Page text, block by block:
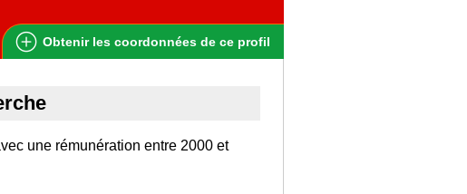
Obtenir les coordonnées de ce profil
une rémunération entre 2000 et